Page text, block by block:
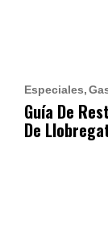
Especiales
Guía De
De